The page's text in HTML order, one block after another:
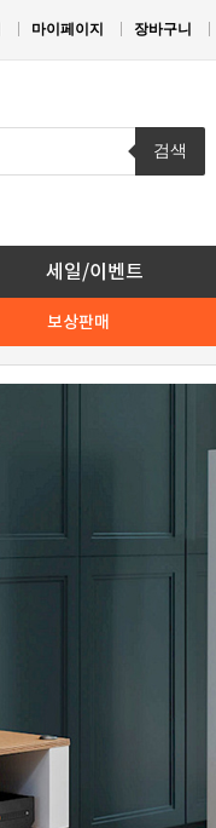
마이페이지 장바구니
검색
세일/이벤트
보상판매